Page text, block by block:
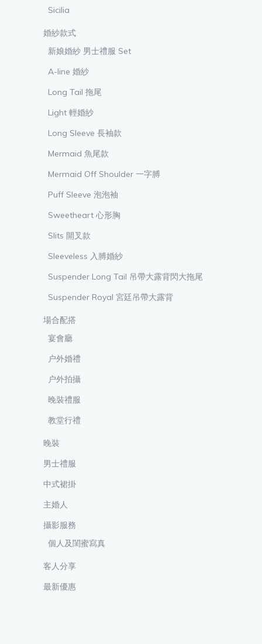
Sicilia
婚紗款式
新娘婚紗 男士禮服 Set
A-line 婚紗
Long Tail 拖尾
Light 輕婚紗
Long Sleeve 長袖款
Mermaid 魚尾款
Mermaid Off Shoulder 一字膊
Puff Sleeve 泡泡袖
Sweetheart 心形胸
Slits 開叉款
Sleeveless 入膊婚紗
Suspender Long Tail 吊帶大露背閃大拖尾
Suspender Royal 宮廷吊帶大露背
場合配搭
宴會廳
户外婚禮
户外拍攝
晚裝禮服
教堂行禮
晚裝
男士禮服
中式裙掛
主婚人
攝影服務
個人及閨蜜寫真
客人分享
最新優惠